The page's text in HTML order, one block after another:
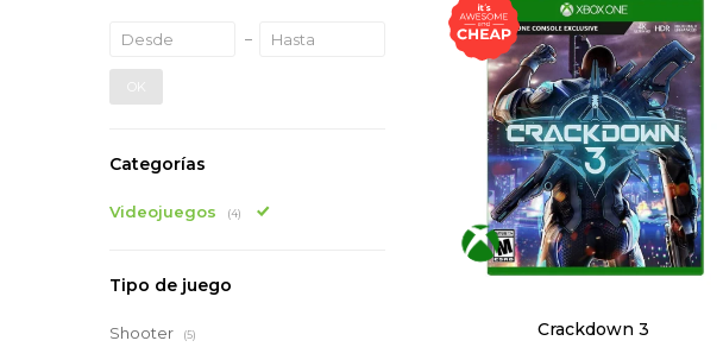
Crackdown 3
Categorías
Videojuegos (4)
OK
Tipo de juego
Shooter (5)